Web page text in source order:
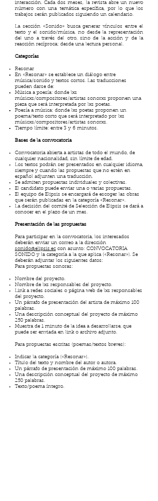
interacción. Cada dos meses, la revista abre un nuevo
número con una temática específica, por lo que los
trabajos serán publicados siguiendo un calendario.
La sección «Sonido» busca generar vínculos entre el
texto y el sonido/música, no desde la representación
del uno a través del otro, sino de la acción y de la
reacción recíproca; desde una lectura personal.
Categorías
Resonar
En «Resonar» se establece un diálogo entre
música/sonido y textos cortos. Las traducciones
pueden darse de:
Música a poesía: donde lxs
músicxs/compositores/artistas sonorxs proponen una
pieza que será interpretada por lxs poetas.
Poesía a música: donde lxs poetas proponen un
poema/texto corto que será interpretado por lxs
músicxs/compositores/artistas sonorxs.
Tiempo límite: entre 3 y 6 minutos.
Bases de la convocatoria
Convocatoria abierta a artistas de todo el mundo, de
cualquier nacionalidad, sin límite de edad.
Los textos podrán ser presentados en cualquier idioma,
siempre y cuando las propuestas que no estén en
español adjunten una traducción.
Se admiten propuestas individuales y colectivas.
El candidato puede enviar una o varias propuestas.
El equipo de Elipsis se encargará de escoger las obras
que serán publicadas en la categoría «Resonar».
La decisión del comité de Selección de Elipsis se dará a
conocer en el plazo de un mes.
Presentación de las propuestas
Para participar en la convocatoria, los interesados
deberán enviar un correo a la dirección
sonido@elipsis.ec con asunto: CONVOCATORIA
SONIDO y la categoría a la que aplica («Resonar»). Se
deberán adjuntar los siguientes datos:
Para propuestas sonoras:
Nombre del proyecto.
Nombre de lxs responsables del proyecto.
Link a redes sociales o página web de lxs responsables
del proyecto.
Un párrafo de presentación del artista de máximo 100
palabras.
Una descripción conceptual del proyecto de máximo
250 palabras.
Muestra de 1 minuto de la idea a desarrollarse, que
puede ser enviada en link o archivo adjunto.
Para propuestas escritas (poemas/textos breves):
Indicar la categoría («Resonar»).
Título del texto y nombre del autor o autora.
Un párrafo de presentación de máximo 100 palabras.
Una descripción conceptual del proyecto de máximo
250 palabras.
Texto/poema íntegro.